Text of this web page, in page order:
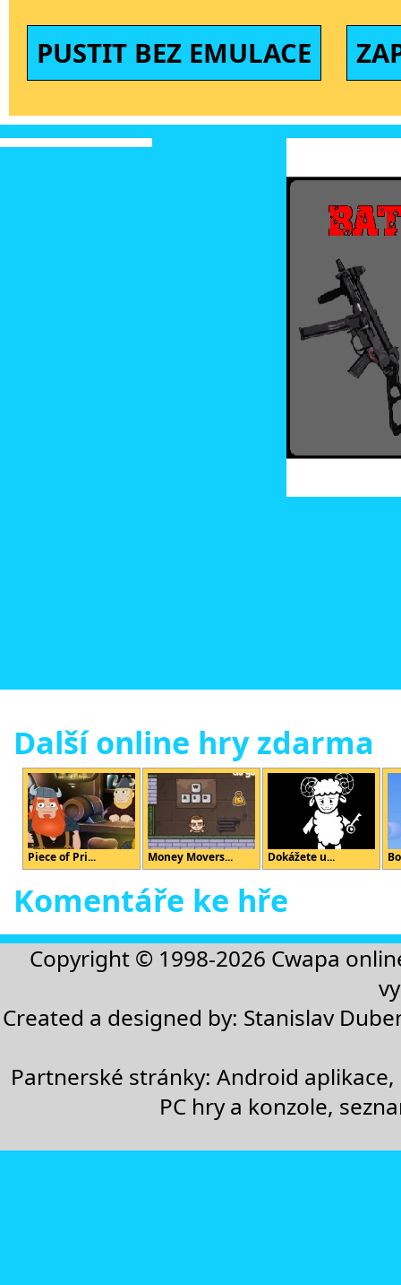
PUSTIT BEZ EMULACE
Další online hry zdarma
Piece of Pri... Money Movers... Dokážete u...
Komentáře ke hře
Copyright © 1998-2026 Cwapa
Created a designed by: Stanislav
Partnerské stránky:Android aplikace,
PC hry a konzole,